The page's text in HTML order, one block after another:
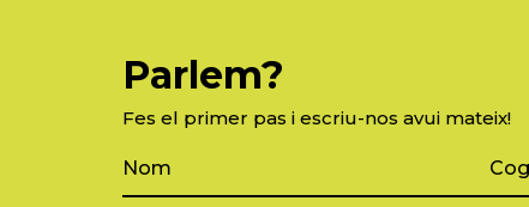
Parlem?
Fes el primer pas i escriu-nos avui mateix!